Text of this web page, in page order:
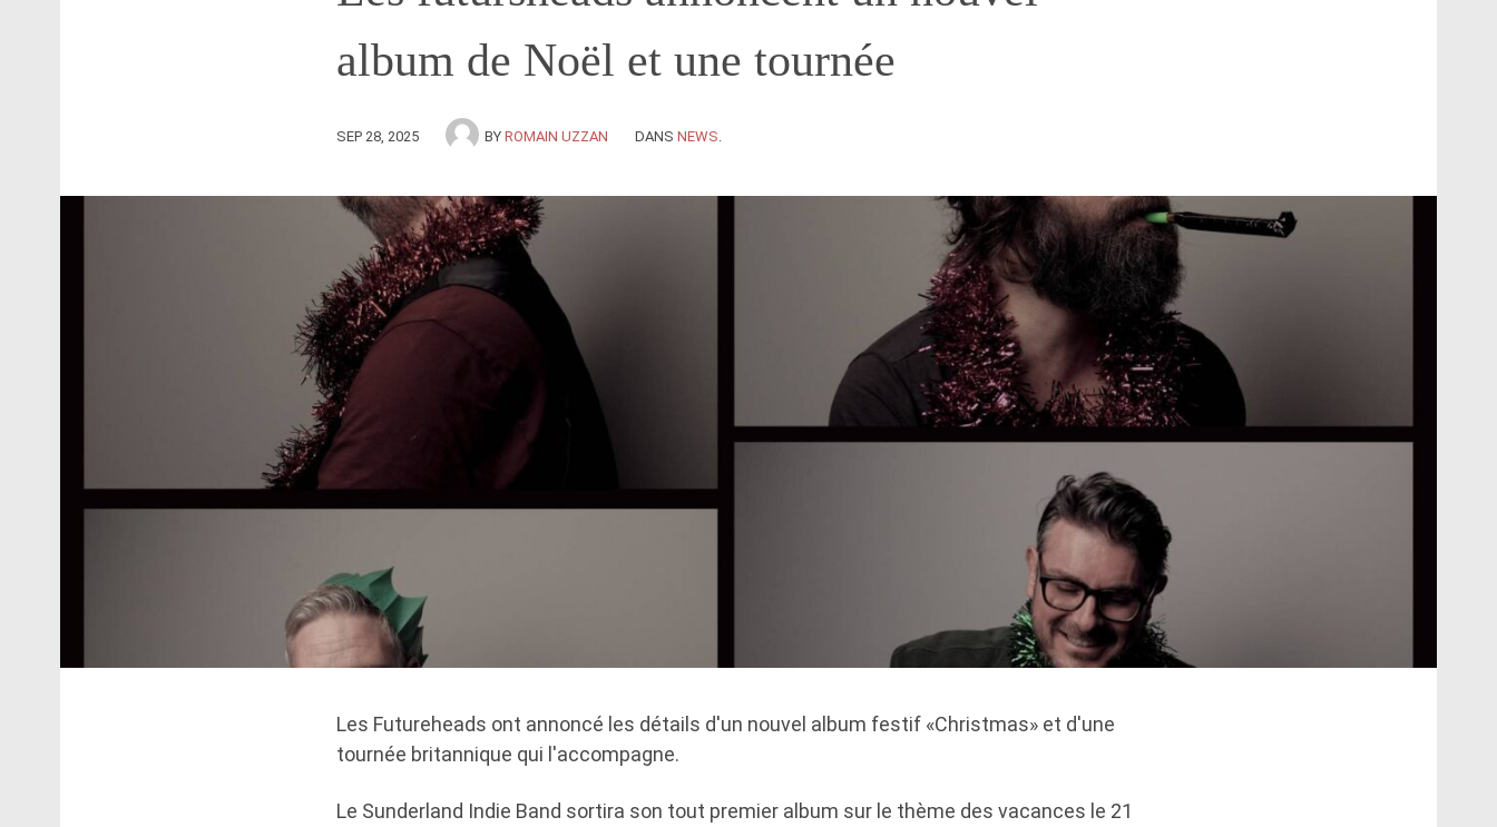
album de Noël et une tournée
SEP 28, 2025 BY ROMAIN UZZAN DANS NEWS
Les Futureheads ont annoncé les détails d'un nouvel album festif «Christmas» et d'une
tournée britannique qui l'accompagne.
Le Sunderland Indie Band sortira son tout premier album sur le thème des vacances le 21